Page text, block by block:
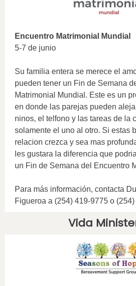
Encuentro Matrimonial Mundial
5-7 de junio
Su familia entera se merece el
pueden tener un Fin de Semana
Matrimonial Mundial. Este es un
en donde las parejas pueden
ninos, el telfono y las tareas de la
solamente el uno al otro. Si estas
relacion crezca y sea mas
les gustara la diferencia que
un Fin de Semana del Encuentro
Para más información, contacta
Figueroa a (254) 419-9775 o
Vida